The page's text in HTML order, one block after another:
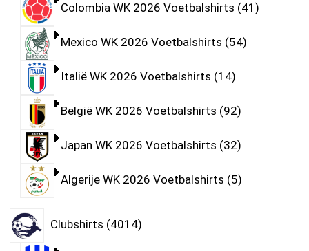
Colombia WK 2026 Voetbalshirts 41
Mexico WK 2026 Voetbalshirts 54
Italië WK 2026 Voetbalshirts 14
België WK 2026 Voetbalshirts 92
Japan WK 2026 Voetbalshirts 32
Algerije WK 2026 Voetbalshirts 5
Clubshirts 4014